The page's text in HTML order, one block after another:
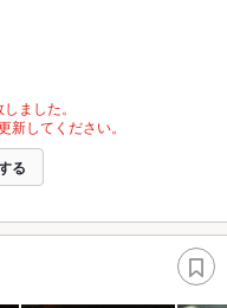
ました。
してください。
る